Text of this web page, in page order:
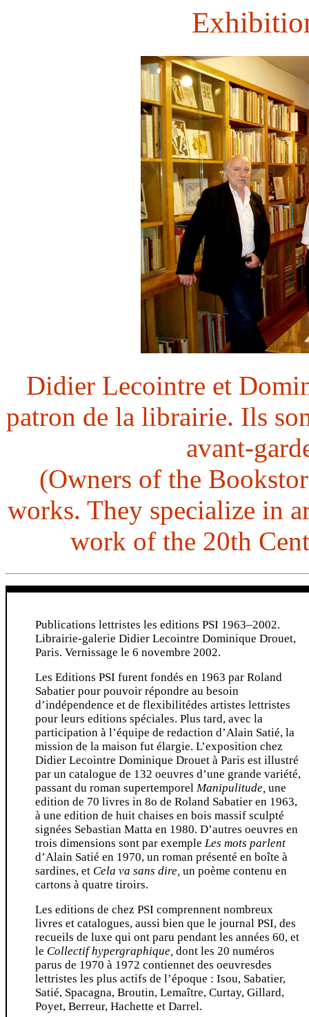
Didier Lecointre et
patron de la librairie. Ils
avant-
(Owners of the
works. They specialize in
work of the 20th
Publications lettristes les editions PSI 1963–2002.
Librairie-galerie Didier Lecointre Dominique Drouet,
Paris. Vernissage le 6 novembre 2002.
Les Editions PSI furent fondés en 1963 par Roland
Sabatier pour pouvoir répondre au besoin
d’indépendence et de flexibilitédes artistes lettristes
pour leurs editions spéciales. Plus tard, avec la
participation à l’équipe de redaction d’Alain Satié, la
mission de la maison fut élargie. L’exposition chez
Didier Lecointre Dominique Drouet à Paris est illustré
par un catalogue de 132 oeuvres d’une grande variété,
passant du roman supertemporel Manipulitude, une
edition de 70 livres in 8o de Roland Sabatier en 1963,
à une edition de huit chaises en bois massif sculpté
signées Sebastian Matta en 1980. D’autres oeuvres en
trois dimensions sont par exemple Les mots parlent
d’Alain Satié en 1970, un roman présenté en boîte à
sardines, et Cela va sans dire, un poème contenu en
cartons à quatre tiroirs.
Les editions de chez PSI comprennent nombreux
livres et catalogues, aussi bien que le journal PSI, des
recueils de luxe qui ont paru pendant les années 60, et
le Collectif hypergraphique, dont les 20 numéros
parus de 1970 à 1972 contiennet des oeuvresdes
lettristes les plus actifs de l’époque : Isou, Sabatier,
Satié, Spacagna, Broutin, Lemaître, Curtay, Gillard,
Poyet, Berreur, Hachette et Darrel.